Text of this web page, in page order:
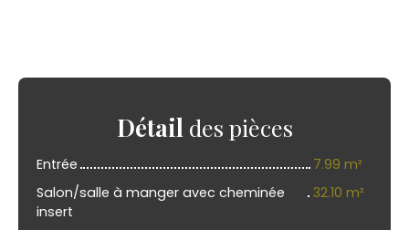
Détail des pièces
Entrée
7.99 m²
Salon/salle à manger avec cheminée
insert
32.10 m²